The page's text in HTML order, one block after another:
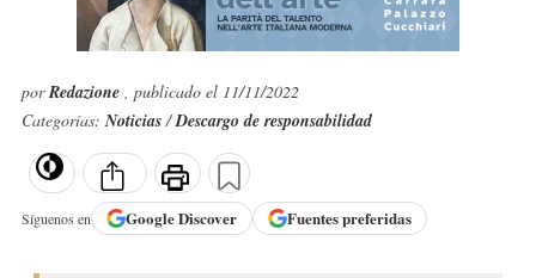
porRedazione , publicado el 11/11/2022
Categorías:Noticias/Descargo de responsabilidad
Síguenos en GoogleDiscover Fuentes preferidas